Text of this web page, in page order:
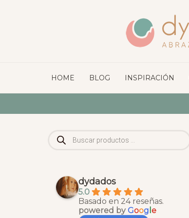
HOME BLOG INSPIRACIÓN
productos
dydados
5.0
Basado en 24 reseñas.
powered byGoog e